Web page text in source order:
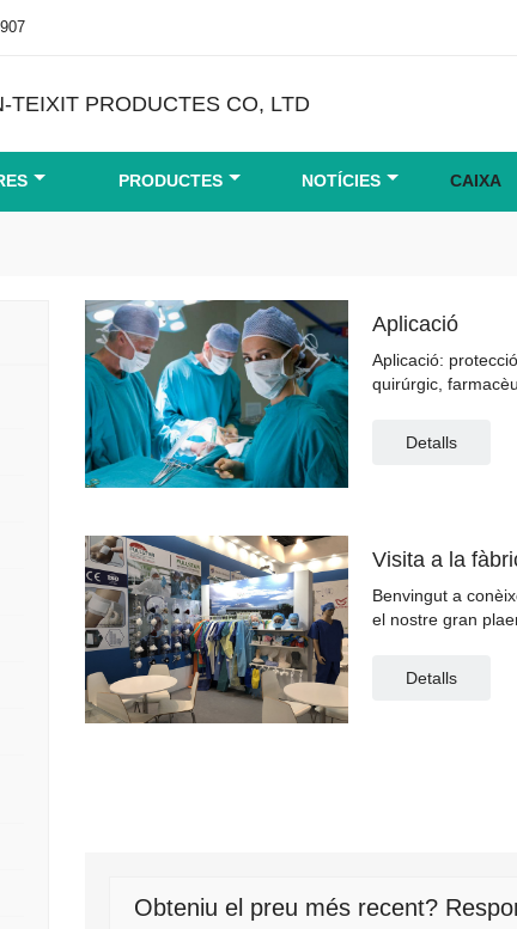
TEIXIT PRODUCTES CO, LTD
PRODUCTES NOTÍCIES CAIXA
Aplicació
Aplicació:
quirúrgic,
Detalls
Visita a la
Benvingut a
el nostre gran
Detalls
Obteniu el preu més recent?